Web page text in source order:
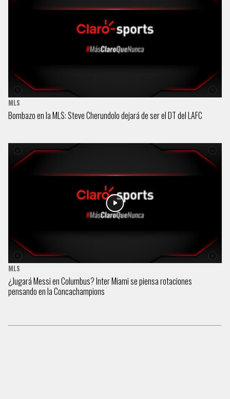
MLS
Bombazo en la MLS: Steve Cherundolo dejará de ser el DT del LAFC
MLS
¿Jugará Messi en Columbus? Inter Miami se piensa rotaciones
pensando en la Concachampions